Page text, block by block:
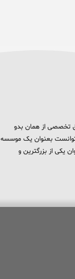
مرکز فوق تخصصی از همان بدو
توانست بعنوان یک موسسه
شناخته شود . هم اکنون این مجموعه با دارا بودن بیش از 360 وکیل بعنوان یکی از بزرگترین و